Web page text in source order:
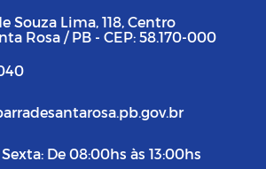
Souza Lima, 118, Centro
Rosa / PB - CEP: 58.170-000
De 08:00hs às 13:00hs